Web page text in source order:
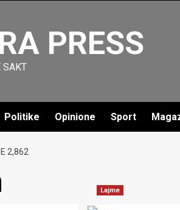
PRESS
SAKT
Politike Opinione Sport
2,862
Lajme